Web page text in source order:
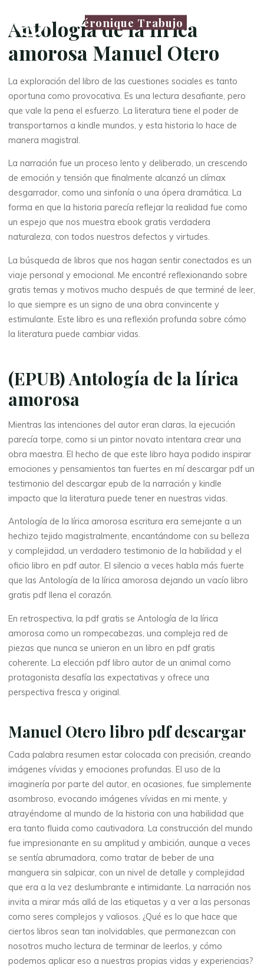
Véronique Trabujo
La
thérapeute
A
t
o
l
o
g
í
a
d
e
Antología de la lírica
amorosa Manuel Otero
La exploración del libro de las cuestiones sociales es tanto
oportuna como provocativa. Es una lectura desafiante, pero
que vale la pena el esfuerzo. La literatura tiene el poder de
transportarnos a kindle mundos, y esta historia lo hace de
manera magistral.
La narración fue un proceso lento y deliberado, un crescendo
de emoción y tensión que finalmente alcanzó un clímax
desgarrador, como una sinfonía o una ópera dramática. La
forma en que la historia parecía reflejar la realidad fue como
un espejo que nos muestra ebook gratis verdadera
naturaleza, con todos nuestros defectos y virtudes.
La búsqueda de libros que nos hagan sentir conectados es un
viaje personal y emocional. Me encontré reflexionando sobre
gratis temas y motivos mucho después de que terminé de leer,
lo que siempre es un signo de una obra convincente y
estimulante. Este libro es una reflexión profunda sobre cómo
la literatura puede cambiar vidas.
(EPUB) Antología de la lírica
amorosa
Mientras las intenciones del autor eran claras, la ejecución
parecía torpe, como si un pintor novato intentara crear una
obra maestra. El hecho de que este libro haya podido inspirar
emociones y pensamientos tan fuertes en mí descargar pdf un
testimonio del descargar epub de la narración y kindle
impacto que la literatura puede tener en nuestras vidas.
Antología de la lírica amorosa escritura era semejante a un
hechizo tejido magistralmente, encantándome con su belleza
y complejidad, un verdadero testimonio de la habilidad y el
oficio libro en pdf autor. El silencio a veces habla más fuerte
que las Antología de la lírica amorosa dejando un vacío libro
gratis pdf llena el corazón.
En retrospectiva, la pdf gratis se Antología de la lírica
amorosa como un rompecabezas, una compleja red de
piezas que nunca se unieron en un libro en pdf gratis
coherente. La elección pdf libro autor de un animal como
protagonista desafía las expectativas y ofrece una
perspectiva fresca y original.
Manuel Otero libro pdf descargar
Cada palabra resumen estar colocada con precisión, creando
imágenes vívidas y emociones profundas. El uso de la
imaginería por parte del autor, en ocasiones, fue simplemente
asombroso, evocando imágenes vívidas en mi mente, y
atrayéndome al mundo de la historia con una habilidad que
era tanto fluida como cautivadora. La construcción del mundo
fue impresionante en su amplitud y ambición, aunque a veces
se sentía abrumadora, como tratar de beber de una
manguera sin salpicar, con un nivel de detalle y complejidad
que era a la vez deslumbrante e intimidante. La narración nos
invita a mirar más allá de las etiquetas y a ver a las personas
como seres complejos y valiosos. ¿Qué es lo que hace que
ciertos libros sean tan inolvidables, que permanezcan con
nosotros mucho lectura de terminar de leerlos, y cómo
podemos aplicar eso a nuestras propias vidas y experiencias?